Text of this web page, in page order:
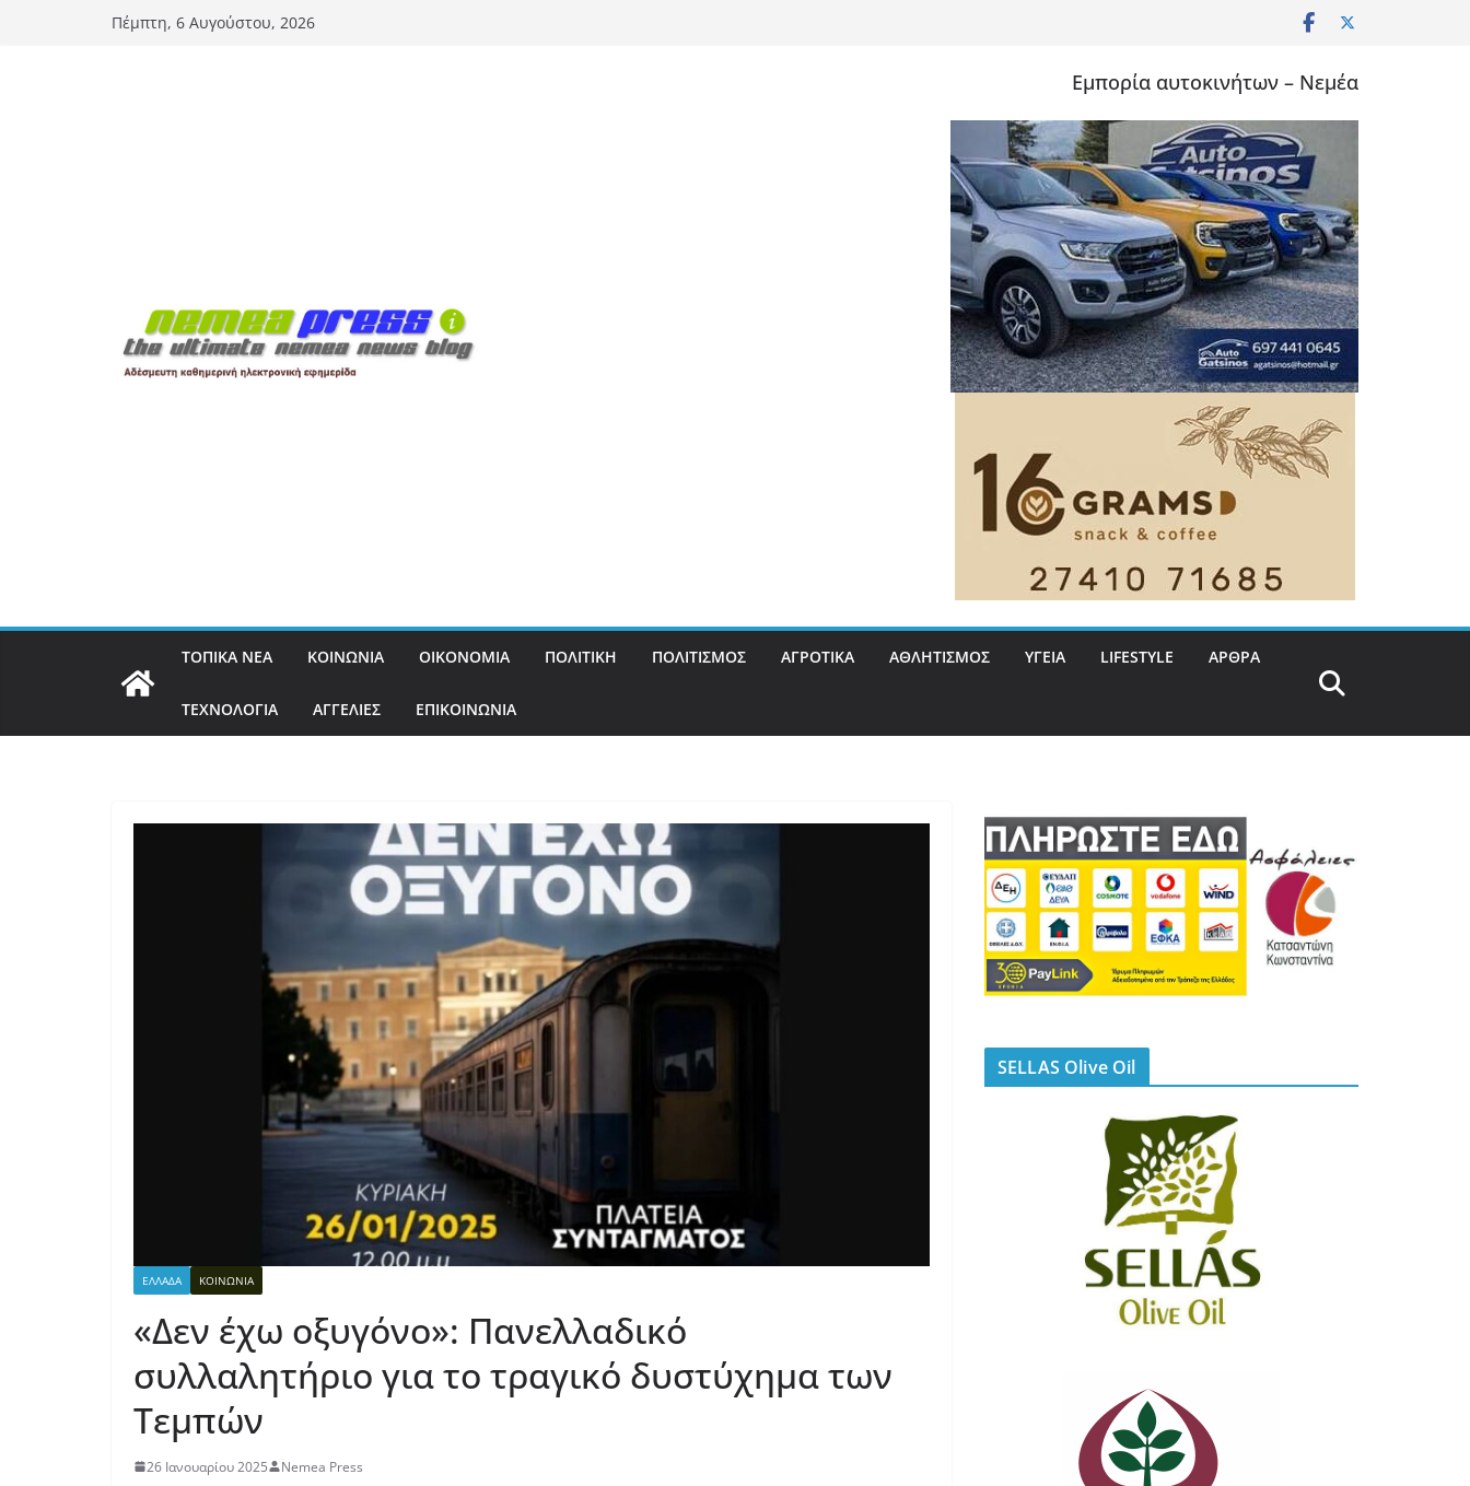
Πέμπτη, 6 Αυγούστου, 2026
Εμπορία αυτοκινήτων – Νεμέα
ΤΟΠΙΚΑ ΝΕΑ ΚΟΙΝΩΝΙΑ ΟΙΚΟΝΟΜΙΑ ΠΟΛΙΤΙΚΗ ΠΟΛΙΤΙΣΜΟΣ ΑΓΡΟΤΙΚΑ ΑΘΛΗΤΙΣΜΟΣ ΥΓΕΙΑ LIFESTYLE ΑΡΘΡΑ
ΤΕΧΝΟΛΟΓΙΑ ΑΓΓΕΛΙΕΣ ΕΠΙΚΟΙΝΩΝΙΑ
ΕΛΛΑΔΑ ΚΟΙΝΩΝΙΑ
«Δεν έχω οξυγόνο»: Πανελλαδικό
συλλαλητήριο για το τραγικό δυστύχημα των
Τεμπών
26 Ιανουαρίου 2025 Nemea Press
SELLAS Olive Oil